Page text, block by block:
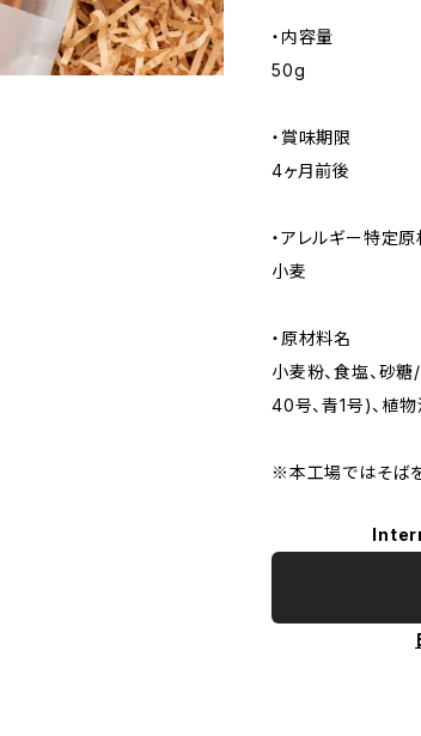
・内容量
50g
・賞味期限
4ヶ月前後
・アレルギー特定
小麦
・原材料名
小麦粉、食塩、砂
40号、青1号)、植物
※本工場ではそば